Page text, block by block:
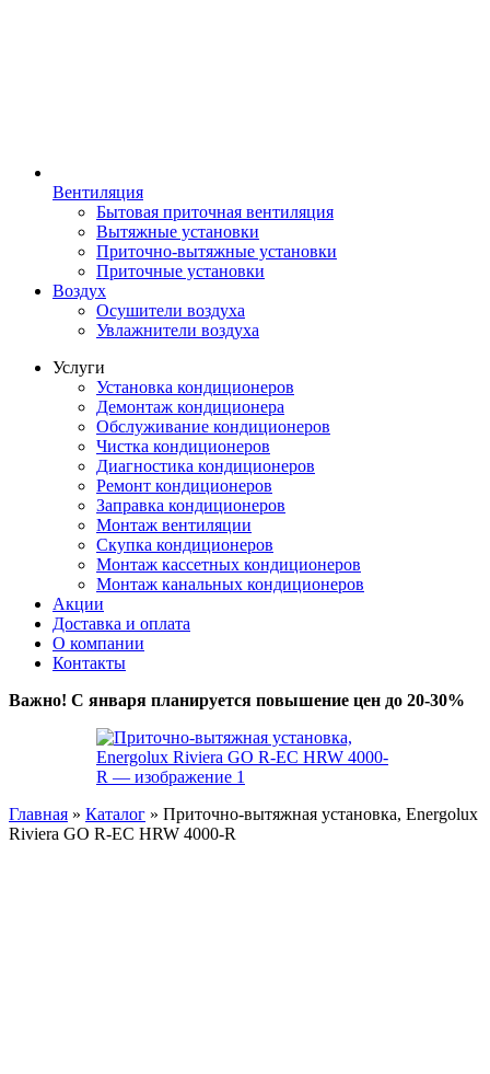
Вентиляция
Бытовая приточная вентиляция
Вытяжные установки
Приточно-вытяжные установки
Приточные установки
Воздух
Осушители воздуха
Увлажнители воздуха
Услуги
Установка кондиционеров
Демонтаж кондиционера
Обслуживание кондиционеров
Чистка кондиционеров
Диагностика кондиционеров
Ремонт кондиционеров
Заправка кондиционеров
Монтаж вентиляции
Скупка кондиционеров
Монтаж кассетных кондиционеров
Монтаж канальных кондиционеров
Акции
Доставка и оплата
О компании
Контакты
Важно! С января планируется повышение цен до 20-30%
Главная » Каталог » Приточно-вытяжная установка, Energolux
Riviera GO R-EC HRW 4000-R